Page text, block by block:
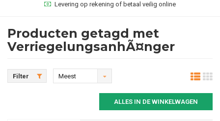
Levering op rekening of betaal veilig online
Producten getagd met
VerriegelungsanhÃ¤nger
Filter
Meest
ALLES IN DE WINKELWAGEN